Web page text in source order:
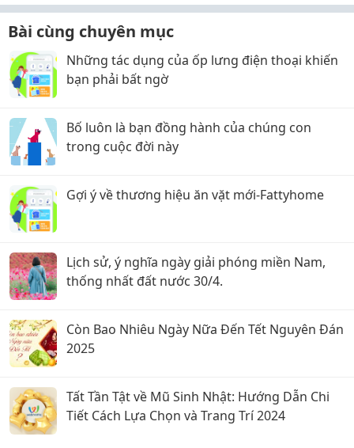
Bài cùng chuyên mục
Những tác dụng của ốp lưng điện thoại khiến
bạn phải bất ngờ
Bố luôn là bạn đồng hành của chúng con
trong cuộc đời này
Gợi ý về thương hiệu ăn vặt mới-Fattyhome
Lịch sử, ý nghĩa ngày giải phóng miền Nam,
thống nhất đất nước 30/4.
Còn Bao Nhiêu Ngày Nữa Đến Tết Nguyên Đán
2025
Tất Tần Tật về Mũ Sinh Nhật: Hướng Dẫn Chi
Tiết Cách Lựa Chọn và Trang Trí 2024